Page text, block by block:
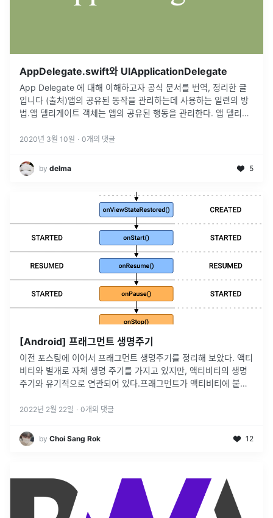
AppDelegate.swift와 UIApplicationDelegate
App Delegate 에 대해 이해하고자 공식 문서를 번역, 정리한 글
입니다 (출처)앱의 공유된 동작을 관리하는데 사용하는 일련의 방
법.앱 델리게이트 객체는 앱의 공유된 행동을 관리한다. 앱 델리게
기 위해...
2020년 3월 10일 · 0개의 댓글
by delma 5
[Android] 프래그먼트 생명주기
이전 포스팅에 이어서 프래그먼트 생명주기를 정리해 보았다. 액티
비티와 별개로 자체 생명 주기를 가지고 있지만, 액티비티의 생명
주기와 유기적으로 연관되어 있다.프래그먼트가 액티비티에 붙을
출을 받아 생성Bu...
2022년 2월 22일 · 0개의 댓글
by Choi Sang Rok 12